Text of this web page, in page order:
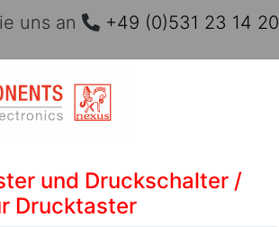
uns an +49 (0)531 23 14 20
und Druckschalter /
Drucktaster